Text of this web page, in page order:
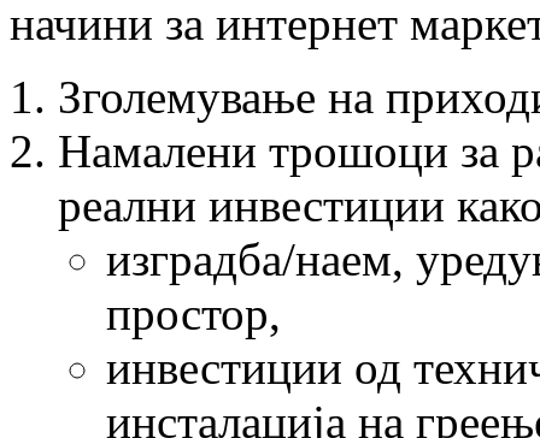
начини за интернет
Зголемување на
Намалени трошоци за
реални инвестиции
изградба/наем,
простор,
инвестиции од
инсталација на